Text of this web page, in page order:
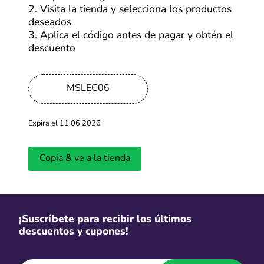
2. Visita la tienda y selecciona los productos
deseados
3. Aplica el código antes de pagar y obtén el
descuento
MSLEC06
Expira el 11.06.2026
Copia & ve a la tienda
¡Suscríbete para recibir los últimos
descuentos y cupones!
específicamente para mejorar su bienestar y
acompañarlas en cada momento.
Ya sea para mantener el hogar más ordenado, encontrar
paseos, hoy existen alternativas para prácticamente
cualquier necesidad. Explorar cupones para mascotas y
promociones especiales puede ayudarte a descubrir
artículos innovadores sin que sea un gasto excesivo.
Tecnología que te ayuda a estar cerca de tu
o el gato es más común de lo que parece. ¿Seguirá
durmiendo en el sofá? ¿Habrá encontrado un nuevo
escondite? ¿Estará esperando junto a la puerta?. Las